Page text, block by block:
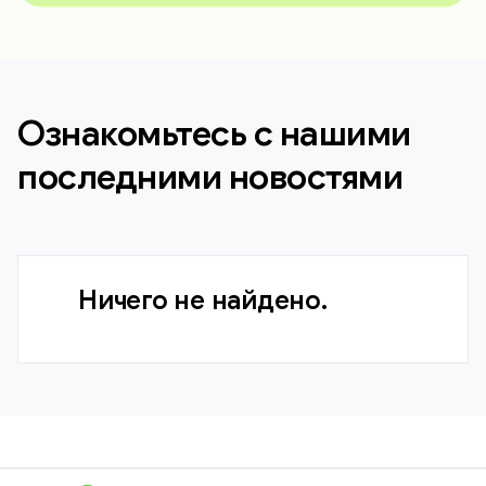
Ознакомьтесь с нашими
последними новостями
Ничего не найдено.